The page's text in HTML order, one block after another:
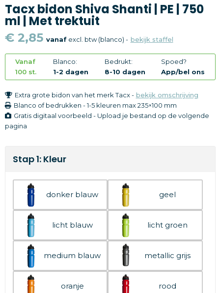
Textiel
Thema
Merken
Tacx bidon Shiva Shanti | PE | 750
ml | Met trektuit
€ 2,85 vanafexcl. btw (blanco) - bekijk staffel
Vanaf
100 st.
Blanco:
1-2 dagen
Bedrukt:
8-10 dagen
Spoed?
App/bel ons
Extra grote bidon van het merk Tacx -bekijk omschrijving
Blanco of bedrukken -1-5 kleuren max 235×100 mm
Gratis digitaal voorbeeld - Upload je bestand op de volgende
pagina
Stap 1: Kleur
donker blauw geel
licht blauw licht groen
medium blauw metallic grijs
oranje rood